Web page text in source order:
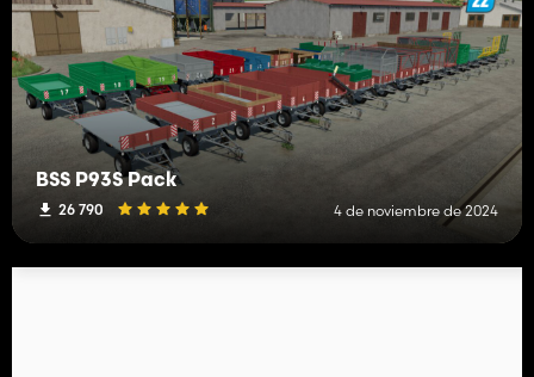
BSS P93S Pack
26 790 4 de noviembre de 2024